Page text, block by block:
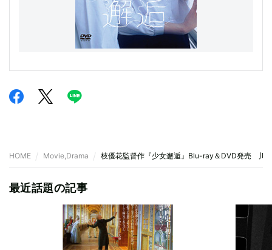
HOME Movie,Drama 枝優花監督作『少女邂逅』Blu-ray＆DVD発売 川
最近話題の記事